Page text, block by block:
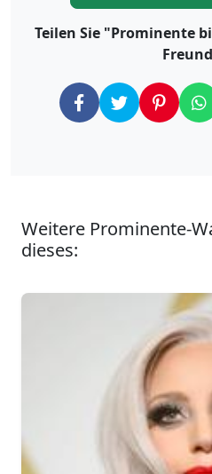
Teilen Sie "Prominente
Weitere Prominente-
dieses: